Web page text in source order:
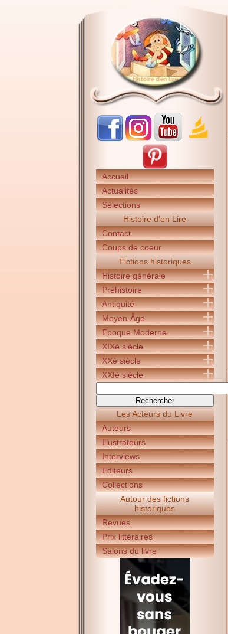
Accueil
Actualités
Sélections
Histoire d'en Lire
Contact
Coups de coeur
Fictions historiques
Histoire générale
Préhistoire
Antiquité
Moyen-Âge
Epoque Moderne
XIXè siècle
XXè siècle
XXIè siècle
Les Acteurs du Livre
Auteurs
Illustrateurs
Interviews
Editeurs
Collections
Autour des fictions
historiques
Revues
Prix littéraires
Salons du livre